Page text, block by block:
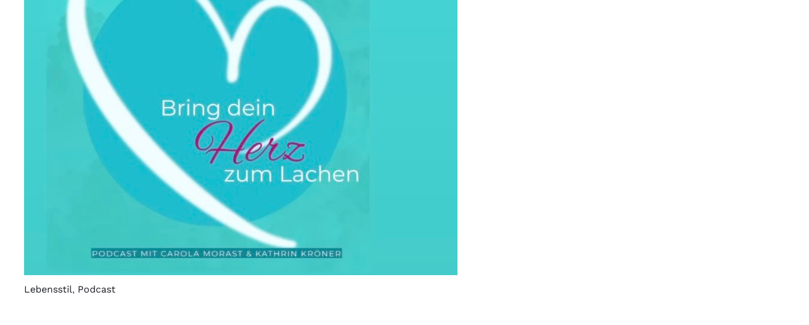
Lebensstil, Podcast